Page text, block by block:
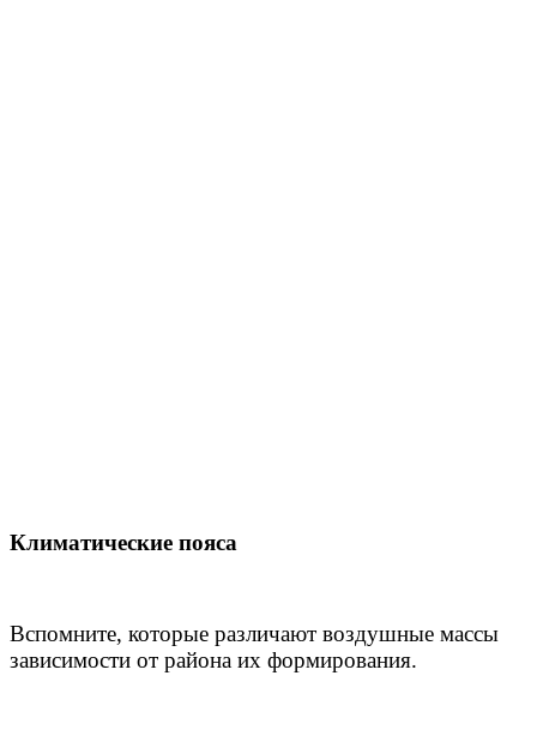
Климатические пояса
Вспомните, которые различают воздушные массы
зависимости от района их формирования.